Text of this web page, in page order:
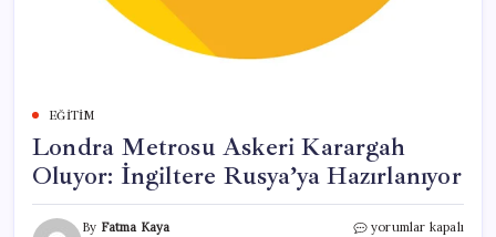
EĞITIM
Londra Metrosu Askeri Karargah
Oluyor: İngiltere Rusya’ya Hazırlanıyor
By Fatma Kaya
Londra
yorumlar kapalı